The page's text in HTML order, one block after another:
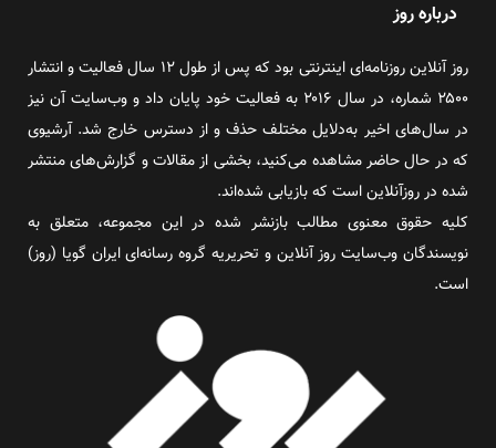
درباره روز
روز آنلاین روزنامه‌ای اینترنتی بود که پس از طول ۱۲ سال فعالیت و انتشار
۲۵۰۰ شماره، در سال ۲۰۱۶ به فعالیت خود پایان داد و وب‌سایت آن نیز
در سال‌های اخیر به‌دلایل مختلف حذف و از دسترس خارج شد. آرشیوی
که در حال حاضر مشاهده می‌کنید، بخشی از مقالات و گزارش‌های منتشر
شده در روزآنلاین است که بازیابی شده‌اند.
کلیه حقوق معنوی مطالب بازنشر شده در این مجموعه، متعلق به
نویسندگان وب‌سایت روز آنلاین و تحریریه گروه رسانه‌ای ایران گویا (روز)
است.